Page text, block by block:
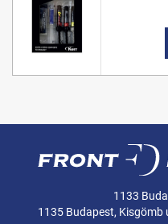
1133
1135 Budapest, Kisgömb